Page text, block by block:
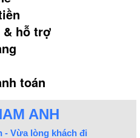
& hỗ trợ
toán
ANH
- Vừa lòng khách đi